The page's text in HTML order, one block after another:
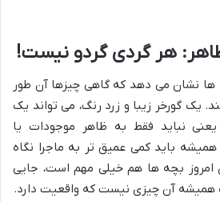
هر گردی گردو نیست!
ها نشان می دهد که گاهی چیزها آن طور
یک گورخر زیبا و زرد رنگ، می تواند یک
نباید فقط به ظاهر موجودات یا
باید کمی عمیق تر به ماجرا نگاه
امروز بچه ها هم خیلی مهم است، جایی
همیشه آن چیزی نیست که واقعیت دارد.